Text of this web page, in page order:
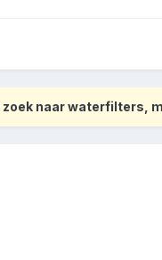
zoek naar waterfilters,